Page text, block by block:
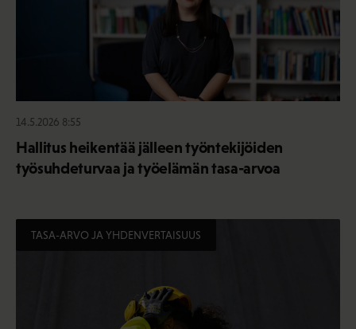
14.5.2026 8:55
Hallitus heikentää jälleen työntekijöiden
työsuhdeturvaa ja työelämän tasa-arvoa
TASA-ARVO JA YHDENVERTAISUUS